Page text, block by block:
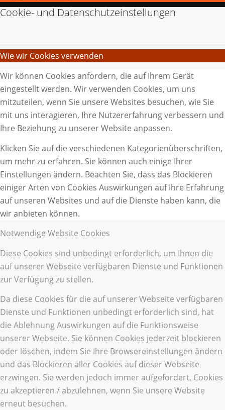
Cookie- und Datenschutzeinstellungen
Wie wir Cookies verwenden
Wir können Cookies anfordern, die auf Ihrem Gerät
eingestellt werden. Wir verwenden Cookies, um uns
mitzuteilen, wenn Sie unsere Websites besuchen, wie Sie
mit uns interagieren, Ihre Nutzererfahrung verbessern und
Ihre Beziehung zu unserer Website anpassen.
Klicken Sie auf die verschiedenen Kategorienüberschriften,
um mehr zu erfahren. Sie können auch einige Ihrer
Einstellungen ändern. Beachten Sie, dass das Blockieren
einiger Arten von Cookies Auswirkungen auf Ihre Erfahrung
auf unseren Websites und auf die Dienste haben kann, die
wir anbieten können.
Notwendige Website Cookies
Diese Cookies sind unbedingt erforderlich, um Ihnen die
auf unserer Webseite verfügbaren Dienste und Funktionen
zur Verfügung zu stellen.
Da diese Cookies für die auf unserer Webseite verfügbaren
Dienste und Funktionen unbedingt erforderlich sind, hat
die Ablehnung Auswirkungen auf die Funktionsweise
unserer Webseite. Sie können Cookies jederzeit blockieren
oder löschen, indem Sie Ihre Browsereinstellungen ändern
und das Blockieren aller Cookies auf dieser Webseite
erzwingen. Sie werden jedoch immer aufgefordert, Cookies
zu akzeptieren / abzulehnen, wenn Sie unsere Website
erneut besuchen.